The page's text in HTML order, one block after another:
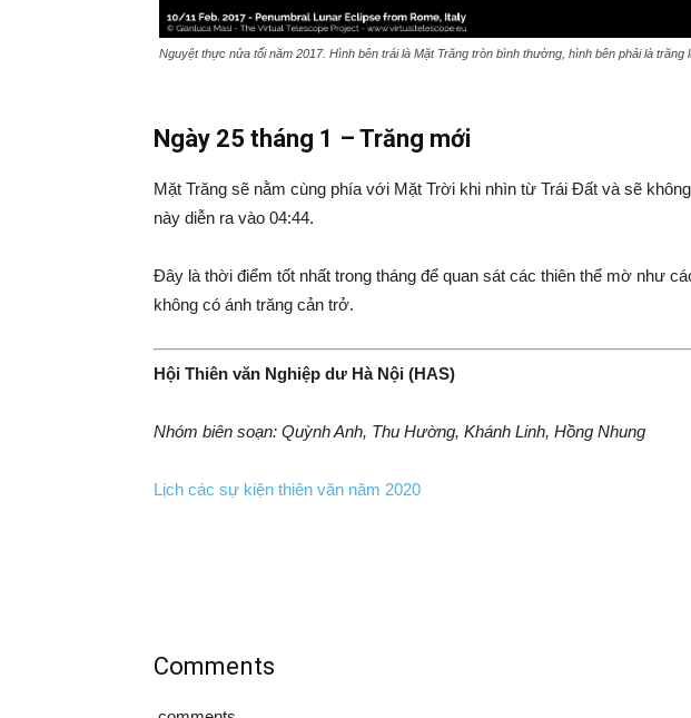
Nguyệt thực nửa tối năm 2017. Hình bên trái là Mặt Trăng tròn bình thường, hình bên phải là
Ngày 25 tháng 1 – Trăng mới
Mặt Trăng sẽ nằm cùng phía với Mặt Trời khi nhìn từ Trái Đất và sẽ
này diễn ra vào 04:44.
Đây là thời điểm tốt nhất trong tháng để quan sát các thiên thể mờ như
không có ánh trăng cản trở.
Hội Thiên văn Nghiệp dư Hà Nội (HAS)
Nhóm biên soạn: Quỳnh Anh, Thu Hường, Khánh Linh, Hồng Nhung
Lịch các sự kiện thiên văn năm 2020
Comments